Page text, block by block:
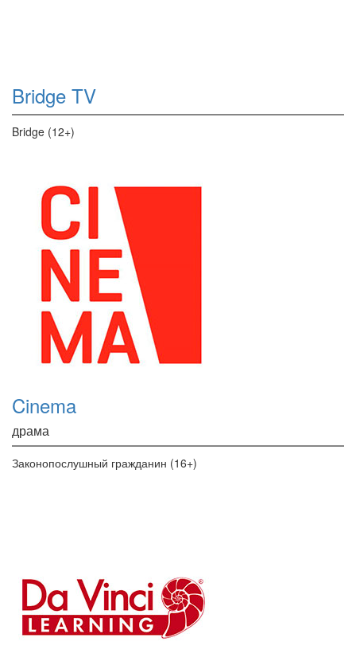
Bridge TV
Bridge (12+)
Cinema
драма
Законопослушный гражданин (16+)